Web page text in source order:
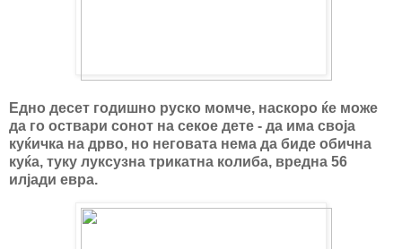
Едно десет годишно руско момче, наскоро ќе може
да го оствари сонот на секое дете - да има своја
куќичка на дрво, но неговата нема да биде обична
куќа, туку луксузна трикатна колиба, вредна 56
илјади евра.